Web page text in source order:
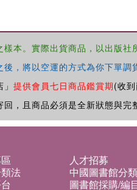
本。實際出貨商品，以出版
，將以空運的方式為你下單
提供會員七日商品鑑賞期(收到
，且商品必須是全新狀態與
人才招募
法 中國圖書館分
圖書館採購/編